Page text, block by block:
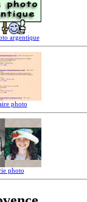
argentique
photo
photo